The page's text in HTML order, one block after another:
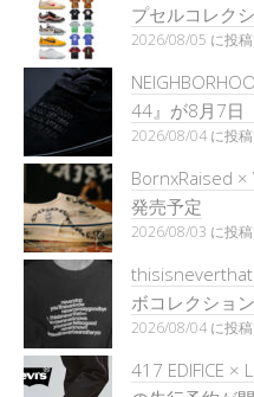
プセルコレク
2026/08/05 に投
44』が8月7日
2026/08/04 に投
BornxRaised
発売予定
2026/08/03 に投
ボコレクショ
2026/08/04 に投
417 EDIFICE ×